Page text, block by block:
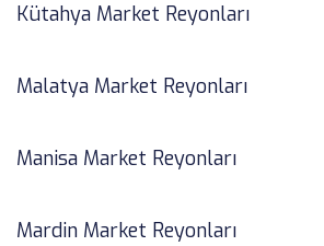
Kütahya Market Reyonları
Malatya Market Reyonları
Manisa Market Reyonları
Mardin Market Reyonları